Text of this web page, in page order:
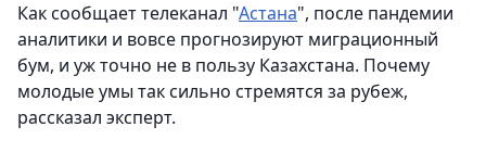
Как сообщает телеканал "Астана", после пандемии
аналитики и вовсе прогнозируют миграционный
бум, и уж точно не в пользу Казахстана. Почему
молодые умы так сильно стремятся за рубеж,
рассказал эксперт.